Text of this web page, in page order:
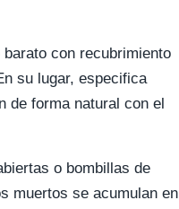
con recubrimiento
su lugar, especifica
de forma natural con el
o bombillas de
muertos se acumulan en